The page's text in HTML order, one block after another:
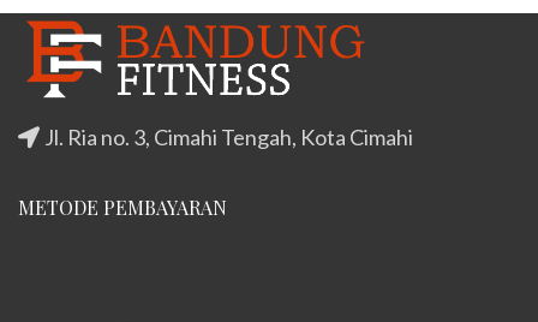
Jl. Ria no. 3, Cimahi Tengah, Kota Cimahi
METODE PEMBAYARAN